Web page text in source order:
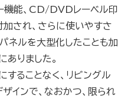
機能、CD/DVDレーベル印
され、さらに使いやすさ
ネルを大型化したことも加
ありました。
することなく、リビングル
インで、なおかつ、限られ